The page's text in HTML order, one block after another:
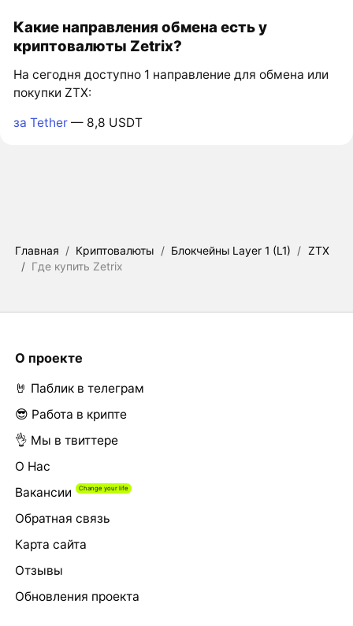
Какие направления обмена есть у
криптовалюты Zetrix?
На сегодня доступно 1 направление для обмена или
покупки ZTX:
за Tether — 8,8 USDT
Главная / Криптовалюты / Блокчейны Layer 1 (L1) / ZTX
/ Где купить Zetrix
О проекте
🤘 Паблик в телеграм
😎 Работа в крипте
👌 Мы в твиттере
О Нас
Вакансии
Обратная связь
Карта сайта
Отзывы
Обновления проекта